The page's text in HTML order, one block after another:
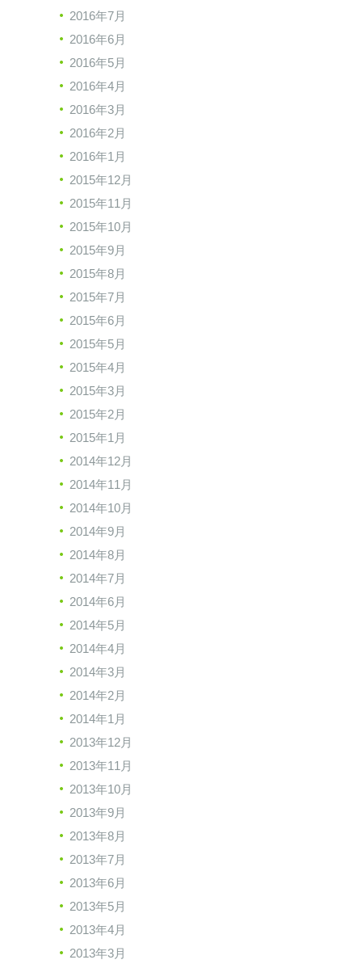
2016年7月
2016年6月
2016年5月
2016年4月
2016年3月
2016年2月
2016年1月
2015年12月
2015年11月
2015年10月
2015年9月
2015年8月
2015年7月
2015年6月
2015年5月
2015年4月
2015年3月
2015年2月
2015年1月
2014年12月
2014年11月
2014年10月
2014年9月
2014年8月
2014年7月
2014年6月
2014年5月
2014年4月
2014年3月
2014年2月
2014年1月
2013年12月
2013年11月
2013年10月
2013年9月
2013年8月
2013年7月
2013年6月
2013年5月
2013年4月
2013年3月